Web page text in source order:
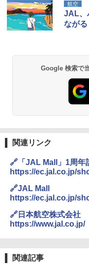
航空
JAL、
ながる
Google 検索で
関連リンク
🔗「JAL Mall」1周年
https://ec.jal.co.jp/
🔗JAL Mall
https://ec.jal.co.jp/
🔗日本航空株式会社
https://www.jal.co.jp/
関連記事